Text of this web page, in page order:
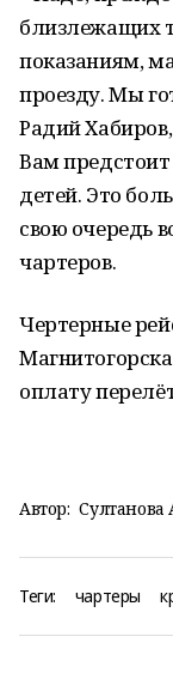
близлежащих
показаниям,
проезду. Мы
Радий
Вам предстоит
детей. Это
свою очередь
чартеров.
Чертерные
оплату
Автор: Султанова
Теги: чартеры